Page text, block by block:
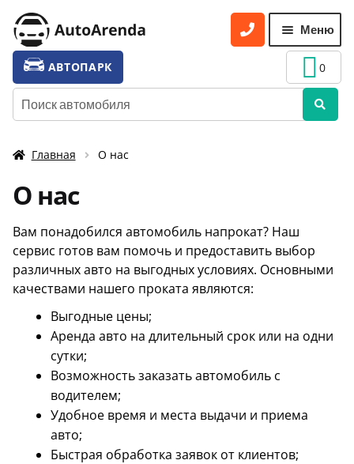
Перейти
к
навигации
Перейти
к
содержимому
Меню
УСЛУГИ
меню
ТАРИФЫ
УСЛОВИЯ АРЕНДЫ
ОТЗЫВЫ
АКЦИИ
КОНТАКТЫ
АВТОПАРК
Искать:
0
Главная О нас
О нас
Вам понадобился автомобиль напрокат? Наш
сервис готов вам помочь и предоставить выбор
различных авто на выгодных условиях. Основными
качествами нашего проката являются:
Выгодные цены;
Аренда авто на длительный срок или на одни
сутки;
Возможность заказать автомобиль с
водителем;
Удобное время и места выдачи и приема
авто;
Быстрая обработка заявок от клиентов;